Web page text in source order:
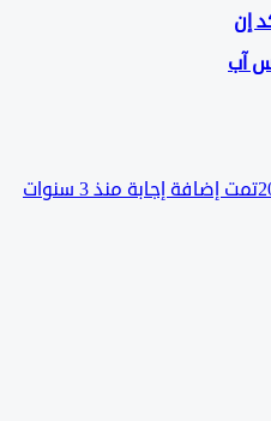
تمت إضافة إجابة منذ 3 سنوات